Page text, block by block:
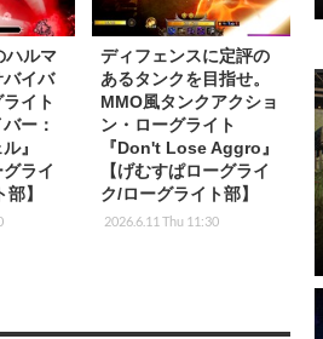
ハルマ
イバ
イト
ー：
』
グライ
】
ディフェンスに定評の
あるタンクを目指せ。
MMO風タンクアクショ
ン・ローグライト
『Don't Lose Aggro』
【げむすぱローグライ
ク/ローグライト部】
2026.6.11 Thu 11:30